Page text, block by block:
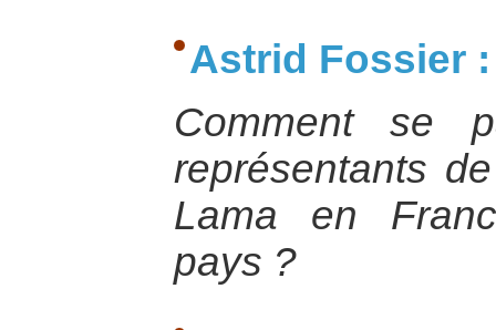
Astrid Fossier :
Comment se
représentants
Lama en
pays ?